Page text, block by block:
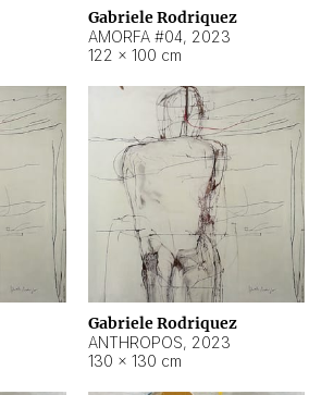
Gabriele Rodriquez
AMORFA #04, 2023
122 × 100 cm
Gabriele Rodriquez
ANTHROPOS, 2023
130 × 130 cm